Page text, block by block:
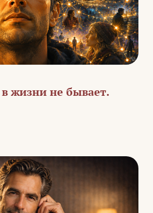
жизни не бывает.